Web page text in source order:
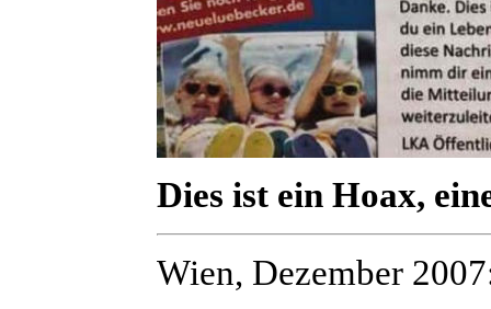
Dies ist ein Hoax,
Wien, Dezember